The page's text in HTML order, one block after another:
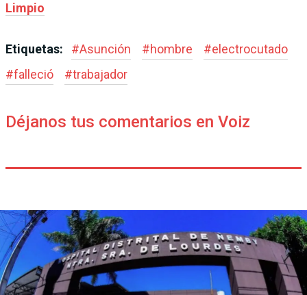
Limpio
Etiquetas: #Asunción #hombre #electrocutado
#falleció #trabajador
Déjanos tus comentarios en Voiz